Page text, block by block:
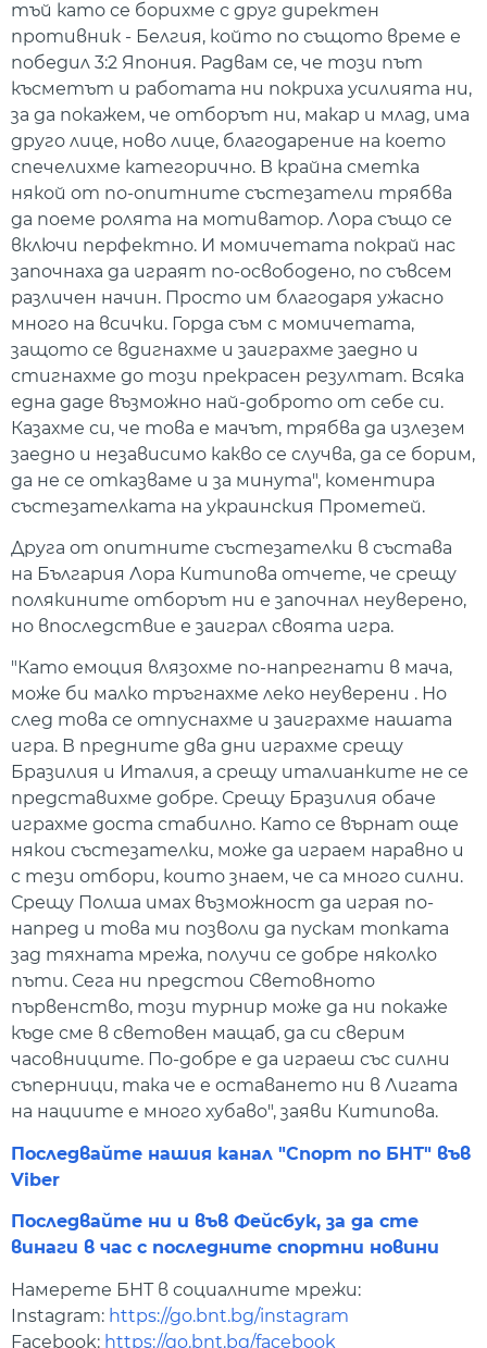
тъй като се борихме с друг директен
противник - Белгия, който по същото време е
победил 3:2 Япония. Радвам се, че този път
късметът и работата ни покриха усилията ни,
за да покажем, че отборът ни, макар и млад, има
друго лице, ново лице, благодарение на което
спечелихме категорично. В крайна сметка
някой от по-опитните състезатели трябва
да поеме ролята на мотиватор. Лора също се
включи перфектно. И момичетата покрай нас
започнаха да играят по-освободено, по съвсем
различен начин. Просто им благодаря ужасно
много на всички. Горда съм с момичетата,
защото се вдигнахме и заиграхме заедно и
стигнахме до този прекрасен резултат. Всяка
една даде възможно най-доброто от себе си.
Казахме си, че това е мачът, трябва да излезем
заедно и независимо какво се случва, да се борим,
да не се отказваме и за минута", коментира
състезателката на украинския Прометей.
Друга от опитните състезателки в състава
на България Лора Китипова отчете, че срещу
полякините отборът ни е започнал неуверено,
но впоследствие е заиграл своята игра.
"Като емоция влязохме по-напрегнати в мача,
може би малко тръгнахме леко неуверени . Но
след това се отпуснахме и заиграхме нашата
игра. В предните два дни играхме срещу
Бразилия и Италия, а срещу италианките не се
представихме добре. Срещу Бразилия обаче
играхме доста стабилно. Като се върнат още
някои състезателки, може да играем наравно и
с тези отбори, които знаем, че са много силни.
Срещу Полша имах възможност да играя по-
напред и това ми позволи да пускам топката
зад тяхната мрежа, получи се добре няколко
пъти. Сега ни предстои Световното
първенство, този турнир може да ни покаже
къде сме в световен мащаб, да си сверим
часовниците. По-добре е да играеш със силни
съперници, така че е оставането ни в Лигата
на нациите е много хубаво", заяви Китипова.
Последвайте нашия канал "Спорт по БНТ" във
Viber
Последвайте ни и във Фейсбук, за да сте
винаги в час с последните спортни новини
Намерете БНТ в социалните мрежи:
Instagram: https://go.bnt.bg/instagram
Facebook: https://go.bnt.bg/facebook